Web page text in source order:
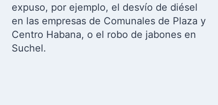
expuso, por ejemplo, el desvío de diésel
en las empresas de Comunales de Plaza y
Centro Habana, o el robo de jabones en
Suchel.